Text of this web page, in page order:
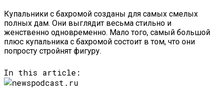
Купальники с бахромой созданы для самых смелых
полных дам. Они выглядит весьма стильно и
женственно одновременно. Мало того, самый большой
плюс купальника с бахромой состоит в том, что они
попросту стройнят фигуру.
In this article: